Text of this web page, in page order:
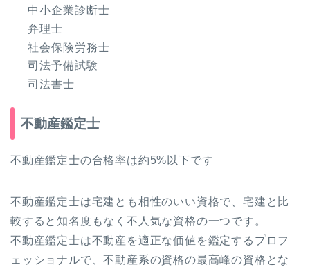
中小企業診断士
弁理士
社会保険労務士
司法予備試験
司法書士
不動産鑑定士
不動産鑑定士の合格率は約5%以下です
不動産鑑定士は宅建とも相性のいい資格で、宅建と比
較すると知名度もなく不人気な資格の一つです。
不動産鑑定士は不動産を適正な価値を鑑定するプロフ
ェッショナルで、不動産系の資格の最高峰の資格とな